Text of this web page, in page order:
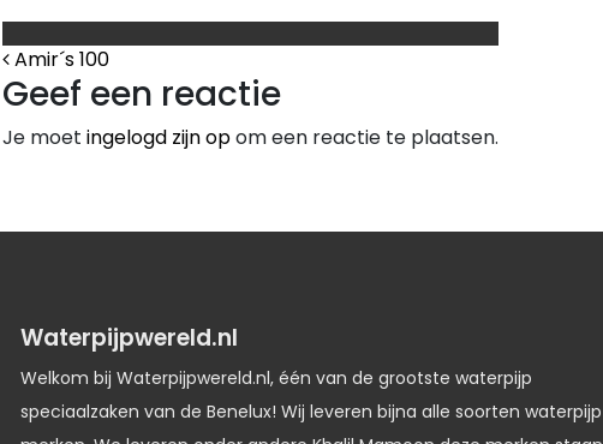
Bericht Navigatie
Amir´s 100
Geef een reactie
Je moet ingelogd zijn opom een reactie te plaatsen.
Waterpijpwereld.nl
Welkom bij Waterpijpwereld.nl, één van de grootste waterpijp
speciaalzaken van de Benelux! Wij leveren bijna alle soorten waterpijp